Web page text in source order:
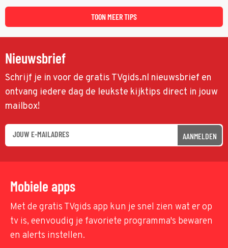
TOON MEER TIPS
Nieuwsbrief
Schrijf je in voor de gratis TVgids.nl nieuwsbrief en
ontvang iedere dag de leukste kijktips direct in jouw
mailbox!
AANMELDEN
Mobiele apps
Met de gratis TVgids app kun je snel zien wat er op
tv is, eenvoudig je favoriete programma's bewaren
en alerts instellen.